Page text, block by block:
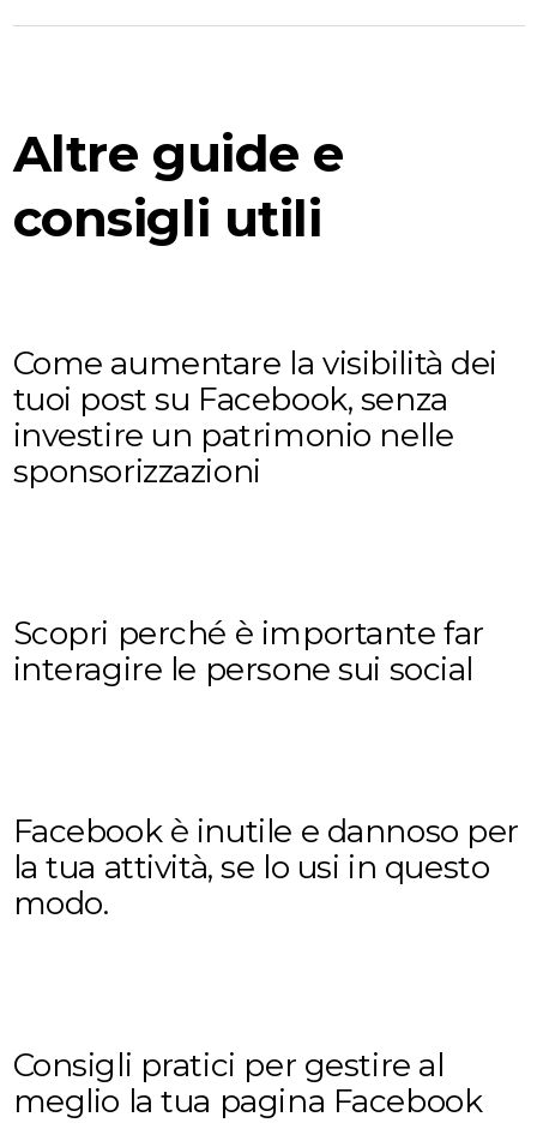
Altre guide e
consigli utili
Come aumentare la visibilità dei
tuoi post su Facebook, senza
investire un patrimonio nelle
sponsorizzazioni
Scopri perché è importante far
interagire le persone sui social
Facebook è inutile e dannoso per
la tua attività, se lo usi in questo
modo.
Consigli pratici per gestire al
meglio la tua pagina Facebook